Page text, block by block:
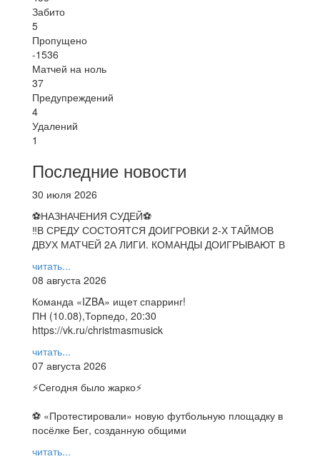
Забито
5
Пропущено
-1536
Матчей на ноль
37
Предупреждений
4
Удалений
1
Последние новости
30 июля 2026
⚽НАЗНАЧЕНИЯ СУДЕЙ⚽
‼В СРЕДУ СОСТОЯТСЯ ДОИГРОВКИ 2-Х ТАЙМОВ
ДВУХ МАТЧЕЙ 2А ЛИГИ. КОМАНДЫ ДОИГРЫВАЮТ В
читать...
08 августа 2026
Команда «IZBA» ищет спарринг!
ПН (10.08),Торпедо, 20:30
https://vk.ru/christmasmusick
читать...
07 августа 2026
⚡️Сегодня было жарко⚡️
⚽ ️«Протестировали» новую футбольную площадку в
посёлке Бег, созданную общими
читать...